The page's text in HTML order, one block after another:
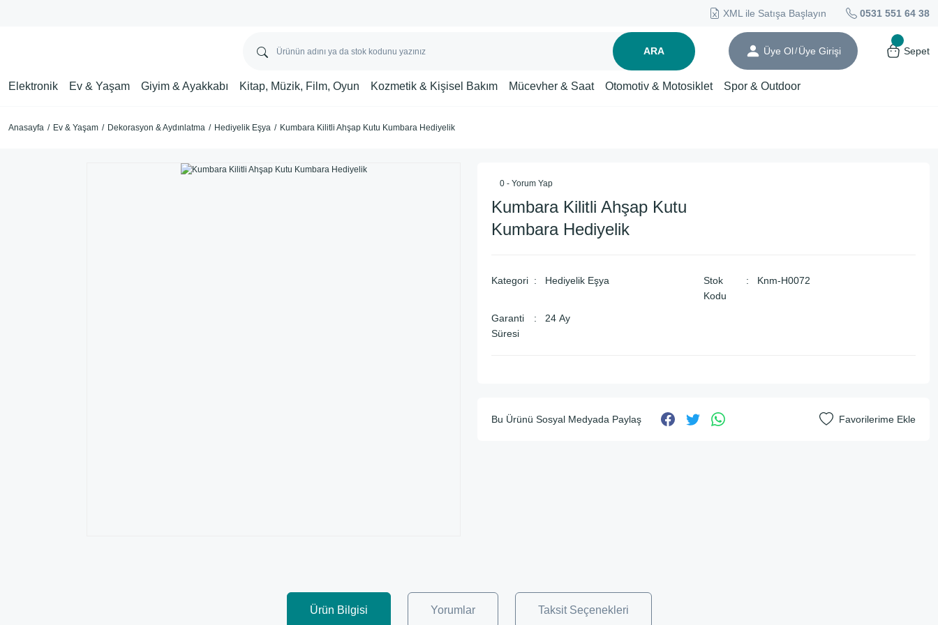
XML ile Satışa Başlayın 0531 551 64 38
ARA Üye Ol/ Üye Girişi Sepet
Elektronik Ev & Yaşam Giyim & Ayakkabı Kitap, Müzik, Film, Oyun Kozmetik & Kişisel Bakım Mücevher & Saat Otomotiv & Motosiklet Spor & Outdoor
Anasayfa Ev & Yaşam Dekorasyon & Aydınlatma Hediyelik Eşya Kumbara Kilitli Ahşap Kutu Kumbara Hediyelik
0 - Yorum Yap
Kumbara Kilitli Ahşap Kutu
Kumbara Hediyelik
Kategori Hediyelik Eşya
Stok
Kodu
Knm-H0072
Garanti
Süresi
24 Ay
Bu Ürünü Sosyal Medyada Paylaş
Ürün Bilgisi Yorumlar Taksit Seçenekleri